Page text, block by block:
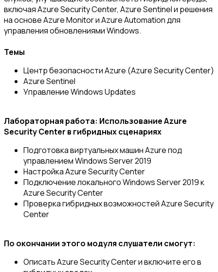
включая Azure Security Center, Azure Sentinel и решения
на основе Azure Monitor и Azure Automation для
управления обновлениями Windows.
Темы
Центр безопасности Azure (Azure Security Center)
Azure Sentinel
Управление Windows Updates
Лабораторная работа: Использование Azure
Security Center в гибридных сценариях
Подготовка виртуальных машин Azure под
управлением Windows Server 2019
Настройка Azure Security Center
Подключение локального Windows Server 2019 к
Azure Security Center
Проверка гибридных возможностей Azure Security
Center
По окончании этого модуля слушатели смогут:
Описать Azure Security Center и включите его в